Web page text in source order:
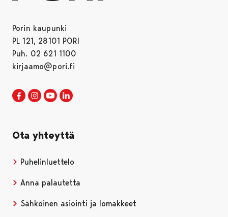
Porin kaupunki
PL 121, 28101 PORI
Puh. 02 621 1100
kirjaamo@pori.fi
Porin kaupunki Facebookissa
Avautuu uudessa välilehdessä
Porin kaupunki Instagramissa
Avautuu uudessa välilehdessä
Porin kaupunki Youtubessa
Avautuu uudessa välilehdessä
Ota yhteyttä
Puhelinluettelo
Anna palautetta
Sähköinen asiointi ja lomakkeet